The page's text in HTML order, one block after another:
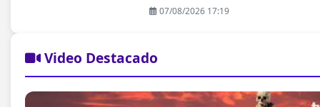
07/08/2026 17:19
Video Destacado